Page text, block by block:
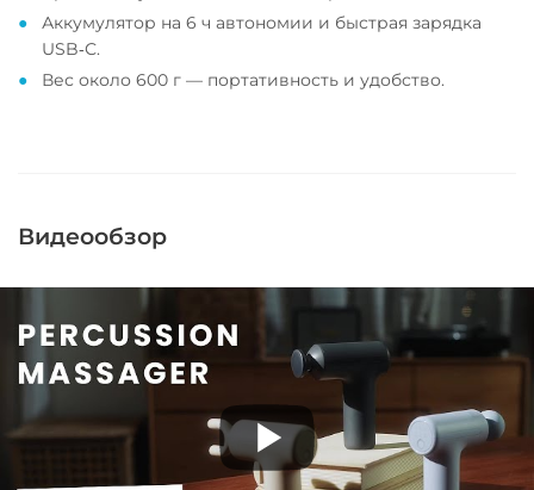
Аккумулятор на 6 ч автономии и быстрая зарядка
USB‑С.
Вес около 600 г — портативность и удобство.
Видеообзор